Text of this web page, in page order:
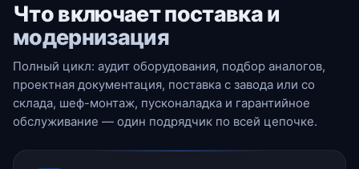
Что включает поставка и
модернизация
Полный цикл: аудит оборудования, подбор аналогов,
проектная документация, поставка с завода или со
склада, шеф-монтаж, пусконаладка и гарантийное
обслуживание — один подрядчик по всей цепочке.